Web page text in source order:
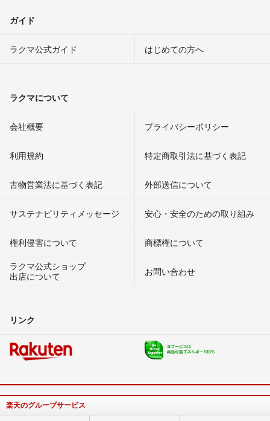
ガイド
ラクマ公式ガイド はじめての方へ
ラクマについて
会社概要 プライバシーポリシー
利用規約 特定商取引法に基づく表記
古物営業法に基づく表記 外部送信について
サステナビリティメッセージ 安心・安全のための取り組み
権利侵害について
商標権について
ラクマ公式ショップ
出店について
お問い合わせ
リンク
楽天のグループサービス